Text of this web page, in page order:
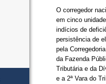
O corregedor
em cinco
indícios de
persistência de
pela
da Fazenda
Tributária e da
e a 2ª Vara do